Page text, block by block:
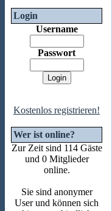
Login
Username
Passwort
Kostenlos registrieren!
Wer ist online?
Zur Zeit sind 114 Gäste
und 0 Mitglieder
online.
Sie sind anonymer
User und können sich